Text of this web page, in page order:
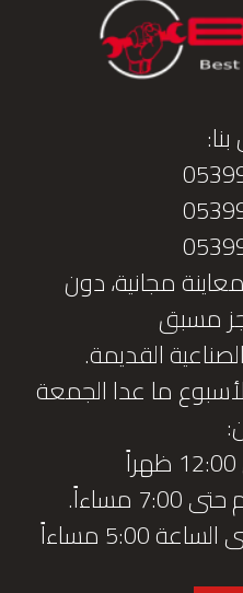
مجانية، دون
مسبق
القديمة.
ما عدا الجمعة
مساءاً